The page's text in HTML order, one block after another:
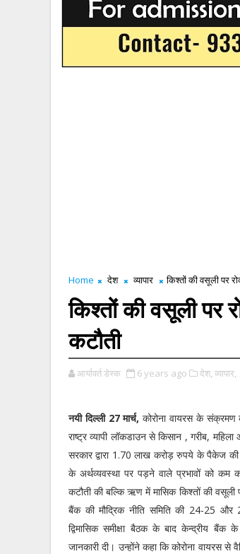
Home देश व्यापार किश्तों की वसूली पर
किश्तों की वसूली पर
कटौती
आर्यावर्त डेस्क 6 years ago देश, व्यापार,
नयी दिल्ली 27 मार्च,कोरोना वायरस के
राष्ट्र व्यापी लॉकडाउन से किसान , गरीब,
सरकार द्वारा 1.70 लाख करोड़ रुपये के पैकेज की
के अर्थव्यवस्था पर पड़ने वाले प्रभावों को कम
कटौती की बल्कि ऋण में मासिक किश्तों की वसूली
बैंक की मौद्रिक नीति समिति की 24-25 और
द्विमासिक समीक्षा बैठक के बाद केन्द्रीय बैंक
जानकारी दी। उन्होंने कहा कि कोरोना वायरस